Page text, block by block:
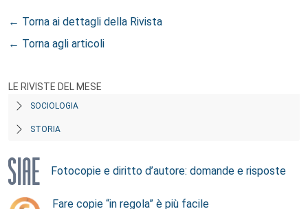
← Torna ai dettagli della Rivista
← Torna agli articoli
LE RIVISTE DEL MESE
SOCIOLOGIA
STORIA
Fotocopie e diritto d’autore: domande e risposte
Fare copie “in regola” è più facile